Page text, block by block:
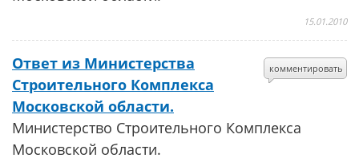
15.01.2010
комментировать
Ответ из Министерства
Строительного Комплекса
Московской области.
Министерство Строительного Комплекса
Московской области.